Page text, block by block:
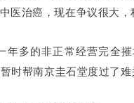
医治癌，现在争议很大
年多的非正常经营完全
时帮南京圭石堂度过了难